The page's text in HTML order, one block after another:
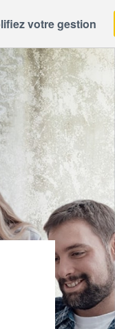
votre gestion